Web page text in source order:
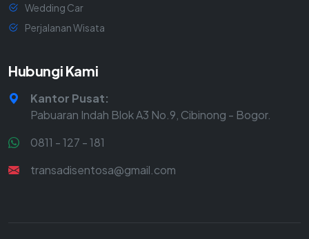
Wedding Car
Perjalanan Wisata
Hubungi Kami
Kantor Pusat:
Pabuaran Indah Blok A3 No.9, Cibinong - Bogor.
0811 - 127 - 181
transadisentosa@gmail.com